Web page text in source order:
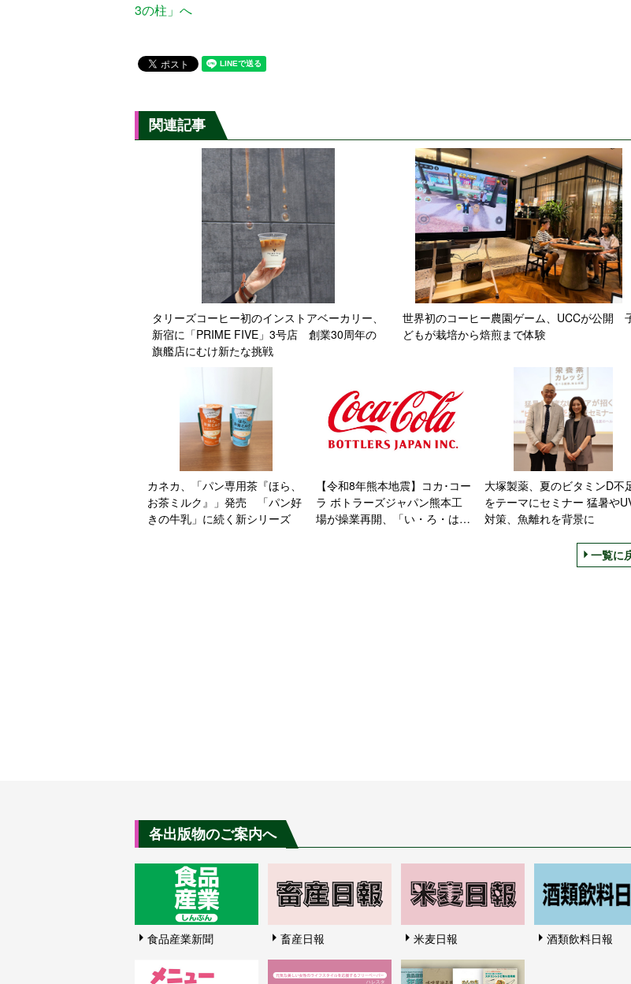
3の柱」へ
関連記事
タリーズコーヒー初のインストアベーカリー、
新宿に「PRIME FIVE」3号店 創業30周年の
旗艦店にむけ新たな挑戦
世界初のコーヒー農園ゲーム、UCCが公開
どもが栽培から焙煎まで体験
カネカ、「パン専用茶『ほら、
お茶ミルク』」発売 「パン好
きの牛乳」に続く新シリーズ
【令和8年熊本地震】コカ･コー
ラ ボトラーズジャパン熊本工
場が操業再開、「い・ろ・は・
大塚製薬、夏のビタミンD不
をテーマにセミナー 猛暑や
対策、魚離れを背景に
一覧に
各出版物のご案内へ
食品産業新聞 畜産日報 米麦日報 酒類飲料日報